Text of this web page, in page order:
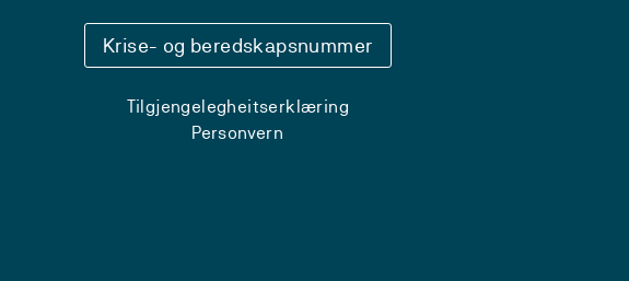
Krise- og beredskapsnummer
Tilgjengelegheitserklæring
Personvern